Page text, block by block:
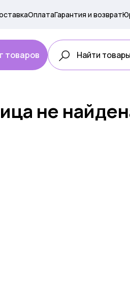
ОплатаГарантия и возврат
товаров
не